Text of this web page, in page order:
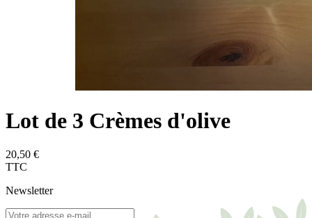
Lot de 3 Crèmes d'olive
20,50 €
TTC
Newsletter